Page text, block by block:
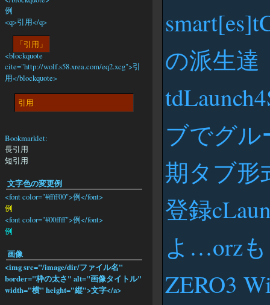
の派生達
ブでグル
期タブ形
登録
よ…orz
ZERO3
例
<q>引用</q>
引用
<blockquote
cite="http://wolf.s58.xrea.com/eq2.xcg">引
用</blockquote>
引用
Bookmarklet:
長引用
短引用
文字色の変更例
<font color="#ffff00">例</font>
例
<font color="#00ffff">例</font>
例
画像
<img src="/image/dir/ファイル名"
border="枠の太さ" alt="画像タイトル"
width="横" height="縦">文字</a>